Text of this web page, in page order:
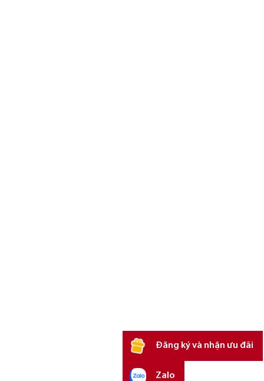
Đăng ký và nhận ưu đãi
Zalo